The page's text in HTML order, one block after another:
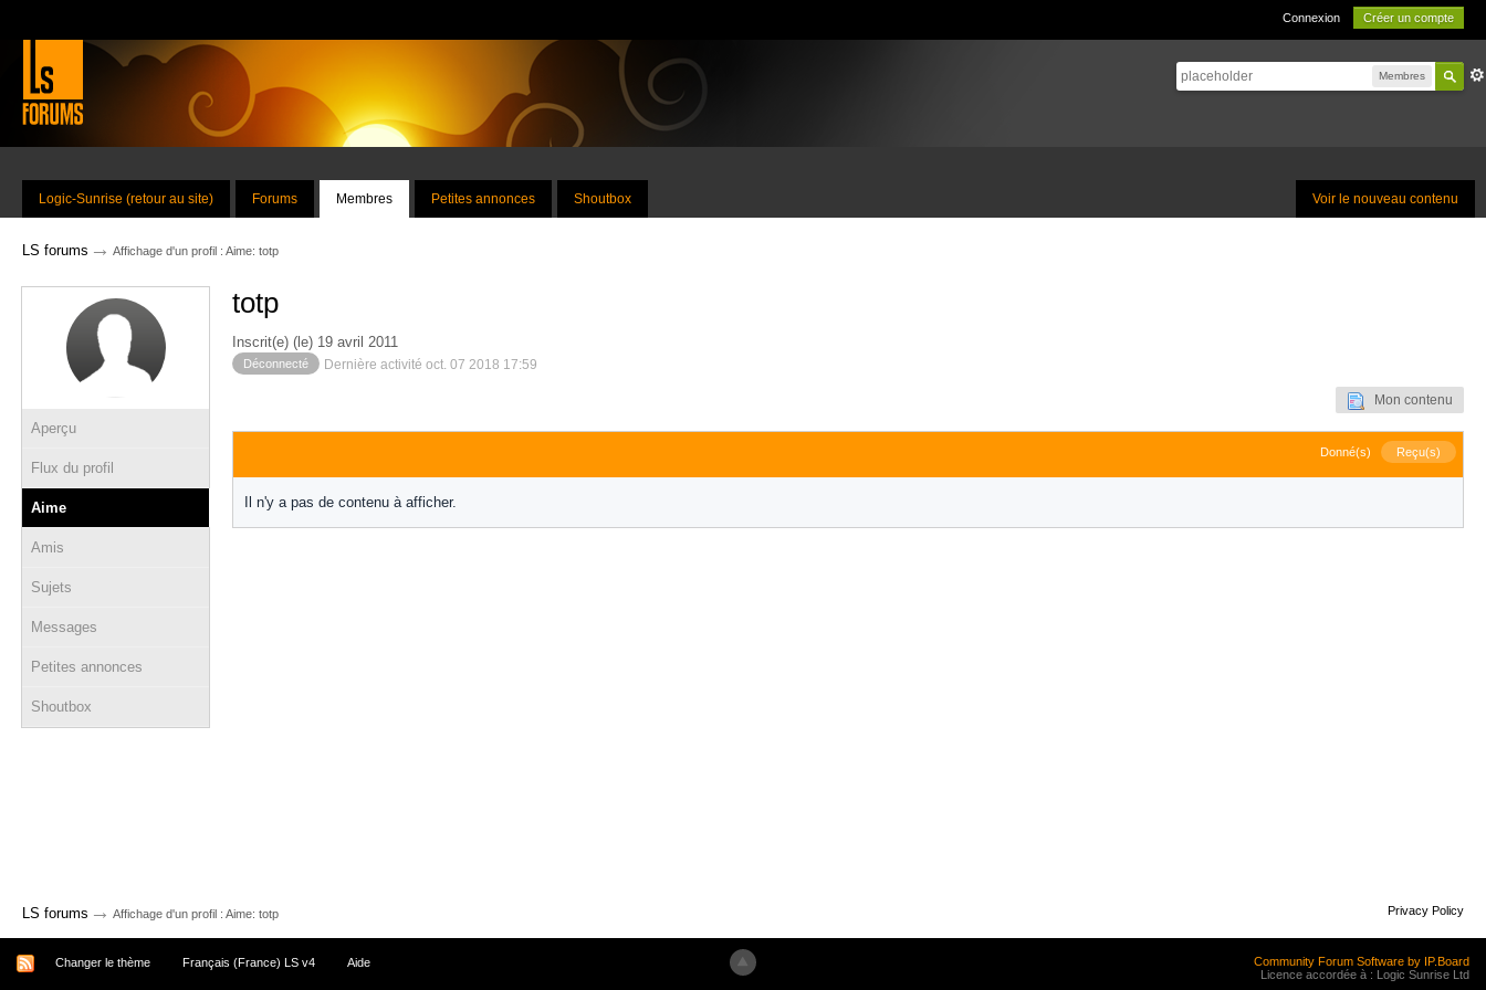
Connexion Créer un compte
Membres
Voir le nouveau contenu
Logic-Sunrise (retour au site) Forums Membres Petites annonces Shoutbox
LS forums → Affichage d'un profil : Aime: totp
Aperçu
Flux du profil
Aime
Amis
Sujets
Messages
Petites annonces
Shoutbox
totp
Inscrit(e) (le) 19 avril 2011
Déconnecté Dernière activité oct. 07 2018 17:59
Mon contenu
Donné(s) Reçu(s)
Il n'y a pas de contenu à afficher.
LS forums → Affichage d'un profil : Aime: totp Privacy Policy
Changer le thème Français (France) LS v4 Aide
Community Forum Software by IP.Board
Licence accordée à : Logic Sunrise Ltd